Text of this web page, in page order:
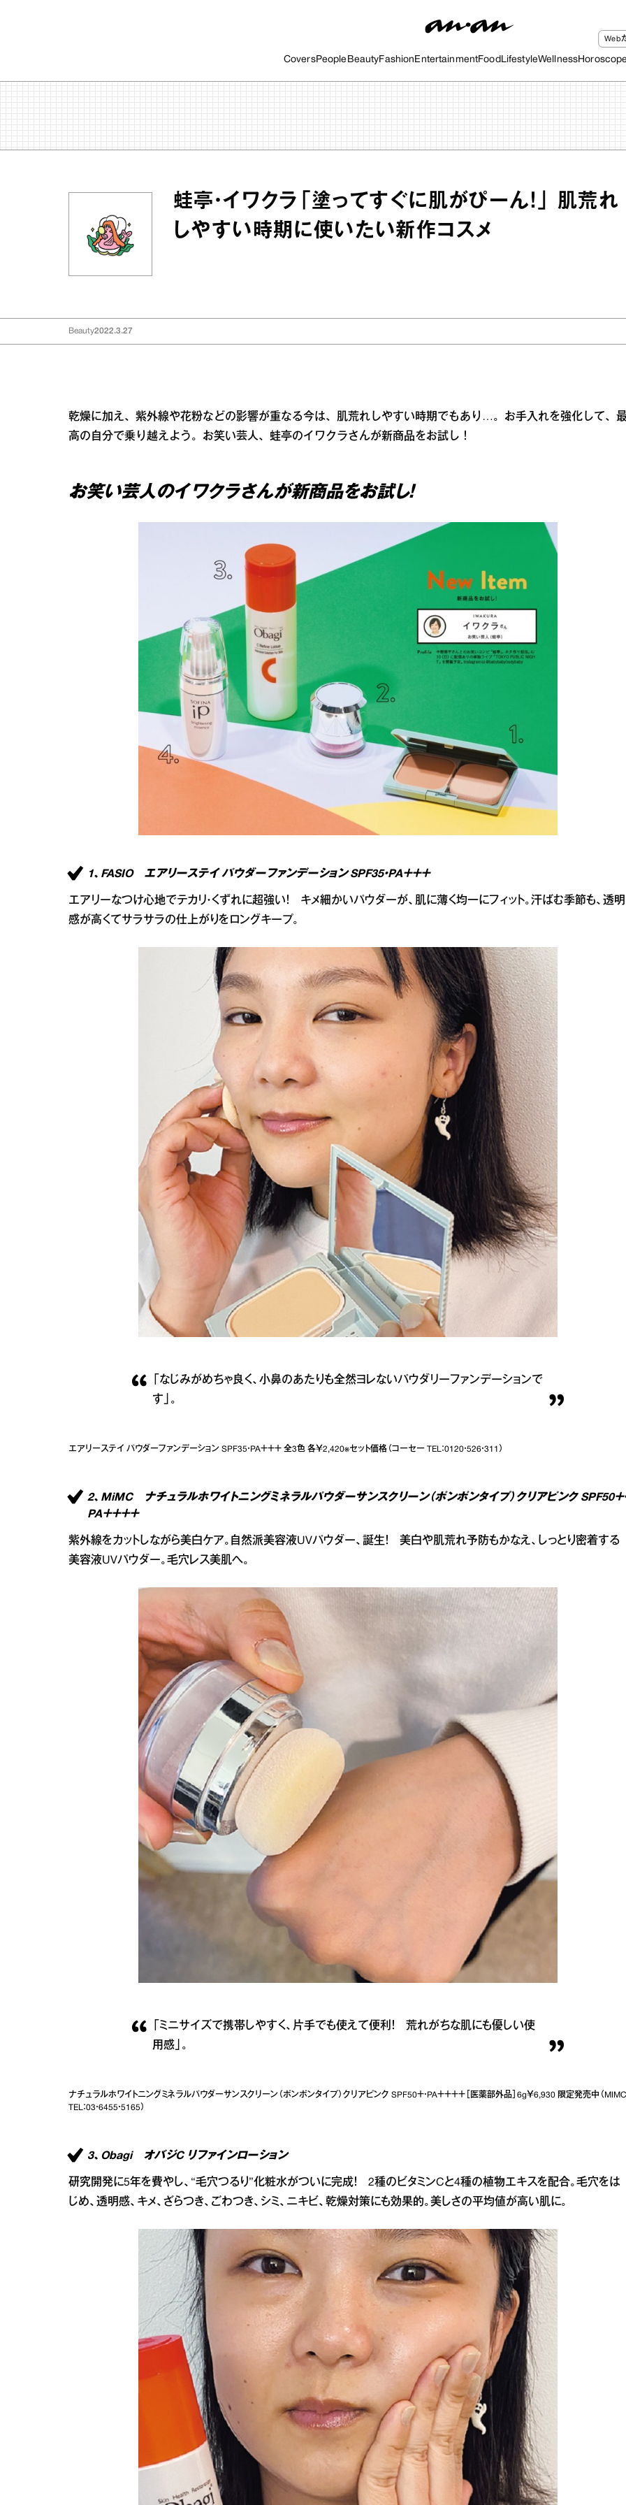
CoversPeople BeautyFashion EntertainmentFood LifestyleWellness
Web
蛙亭・イワクラ「塗ってすぐに肌がぴーん！」 肌荒れ
しやすい時期に使いたい新作コスメ
Beauty2022.3.27
乾燥に加え、紫外線や花粉などの影響が重なる今は、肌荒れしやすい時期でもあり…。お手入れを強化して、
高の自分で乗り越えよう。お笑い芸人、蛙亭のイワクラさんが新商品をお試し！
お笑い芸人のイワクラさんが新商品をお試し！
1、FASIO エアリーステイ パウダーファンデーション SPF35・PA＋＋＋
エアリーなつけ心地でテカリ・くずれに超強い！ キメ細かいパウダーが、肌に薄く均一にフィット。汗ばむ季節も、透明
感が高くてサラサラの仕上がりをロングキープ。
「なじみがめちゃ良く、小鼻のあたりも全然ヨレないパウダリーファンデーションで
す」。
エアリーステイ パウダーファンデーション SPF35・PA＋＋＋ 全3色 各￥2,420※セット価格（コーセー TEL：0120・526・311）
2、MiMC ナチュラルホワイトニングミネラルパウダーサンスクリーン（ポンポンタイプ）クリアピンク SPF50＋
PA＋＋＋＋
紫外線をカットしながら美白ケア。自然派美容液UVパウダー、誕生！ 美白や肌荒れ予防もかなえ、しっとり密着する
美容液UVパウダー。毛穴レス美肌へ。
「ミニサイズで携帯しやすく、片手でも使えて便利！ 荒れがちな肌にも優しい使
用感」。
ナチュラルホワイトニングミネラルパウダーサンスクリーン（ポンポンタイプ）クリアピンク SPF50＋・PA＋＋＋＋［医薬部外品］6g￥6,930 限定発売中（MIMC
TEL：03・6455・5165）
3、Obagi オバジC リファインローション
研究開発に5年を費やし、“毛穴つるり”化粧水がついに完成！ 2種のビタミンCと4種の植物エキスを配合。毛穴をは
じめ、透明感、キメ、ざらつき、ごわつき、シミ、ニキビ、乾燥対策にも効果的。美しさの平均値が高い肌に。